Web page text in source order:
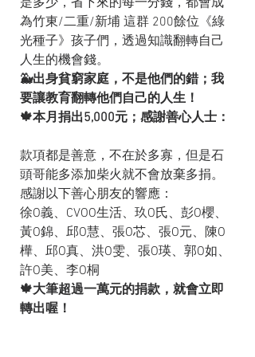
是多少，省下來的每一分錢，都會成
為竹東/二重/新埔 這群 200餘位《綠
光種子》孩子們，透過知識翻轉自己
人生的機會錢。
🐳出身貧窮家庭，不是他們的錯；我
要讓教育翻轉他們自己的人生！
🍁本月捐出5,000元；感謝善心人士：
款項都是善意，不在於多寡，但是石
頭哥能多添加柴火就不會放棄多捐。
感謝以下善心朋友的響應：
徐O義、CVOO生活、玖O氏、彭O櫻、
黃O錦、邱O慧、張O芯、張O元、陳O
樺、邱O真、洪O雯、張O瑛、郭O如、
許O美、李O桐
🍁大筆超過一萬元的捐款，就會立即
轉出喔！